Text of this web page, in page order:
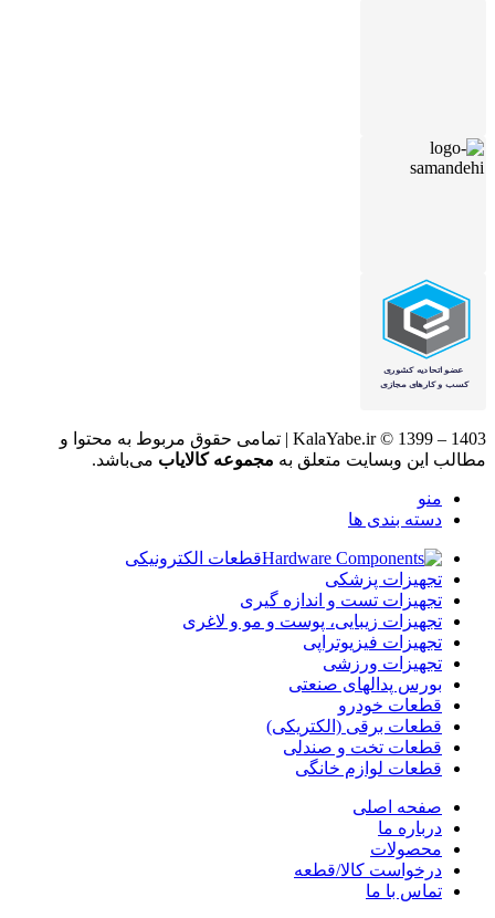
KalaYabe.ir © 1399 – 1403 | تمامی حقوق مربوط به محتوا و
مطالب این وبسایت متعلق به مجموعه کالایاب می‌باشد.
منو
دسته بندی ها
قطعات الکترونیکی
تجهیزات پزشکی
تجهیزات تست و اندازه گیری
تجهیزات زیبایی، پوست و مو و لاغری
تجهیزات فیزیوتراپی
تجهیزات ورزشی
بورس پدالهای صنعتی
قطعات خودرو
قطعات برقی (الکتریکی)
قطعات تخت و صندلی
قطعات لوازم خانگی
صفحه اصلی
درباره ما
محصولات
درخواست کالا/قطعه
تماس با ما